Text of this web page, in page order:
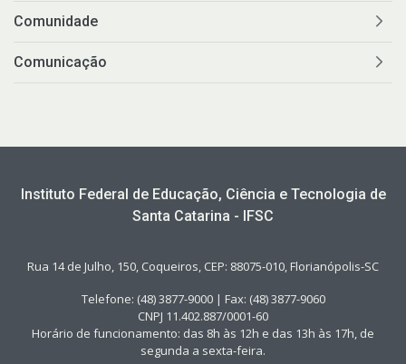
Comunidade
Comunicação
Instituto Federal de Educação, Ciência e Tecnologia de
Santa Catarina - IFSC
Rua 14 de Julho, 150, Coqueiros, CEP: 88075-010, Florianópolis-SC
Telefone: (48) 3877-9000 | Fax: (48) 3877-9060
CNPJ 11.402.887/0001-60
Horário de funcionamento: das 8h às 12h e das 13h às 17h, de
segunda a sexta-feira.